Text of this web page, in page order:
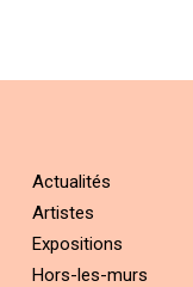
Actualités
Artistes
Expositions
Hors-les-murs